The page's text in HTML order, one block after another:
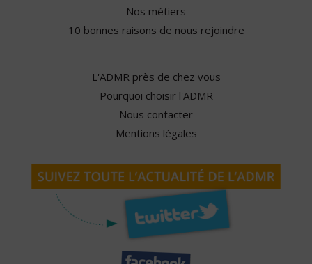
Nos métiers
10 bonnes raisons de nous rejoindre
L'ADMR près de chez vous
Pourquoi choisir l'ADMR
Nous contacter
Mentions légales